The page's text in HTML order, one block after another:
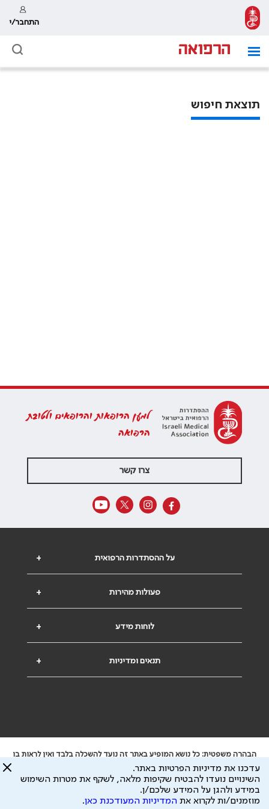
התחבר/י
תוצאת חיפוש
למען הרופאות והרופאים ולטובת
הרפואה
צרו קשר
+ על ההסתדרות הרפואית
+ פעולות מהירות
+ לוחות מידע
+ תנאים ומדיניות
הבהרה משפטית: כל נושא המופיע באתר זה נועד להשכלה בלבד ואין לראות בו
ייעוץ רפואי או משפטי. אין הר"י אחראית לתוכן המתפרסם באתר זה ולכל נזק
שעלול להיגרם.
ידוע לי שהר"י אוספת ושומרת מידע אישי לצורך מתן השרות וכי חלק ממנו עשוי
להיות מועבר לצדדים שלישיים, הכל בכפוף למדיניות הפרטיות
עדכנו את מדיניות הפרטיות באתר.
השינויים נועדו להבטיח שקיפות מלאה, לשקף את מטרות השימוש
במידע ולהגן על המידע שלכם/ן.
מוזמנים/ות לקרוא את המדיניות המעודכנת כאן.